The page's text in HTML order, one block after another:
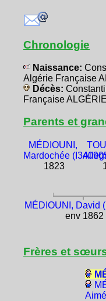
Chronologie
Naissance:
Algérie Française
Décès:
Française ALGÉRIE
Parents et
MÉDIOUNI,
Mardochée
1823
MÉDIOUNI, David
env 1862
Frères et